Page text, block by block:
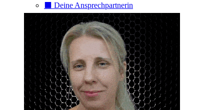
⬛️ Deine Ansprechpartnerin